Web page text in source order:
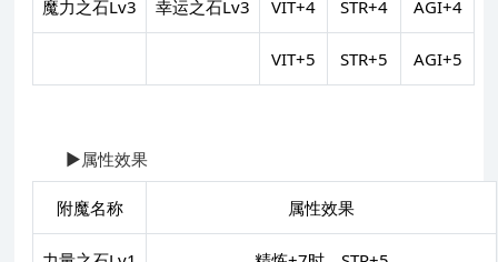
魔力之石Lv3 幸运之石Lv3 VIT+4 STR+4 AGI+4
VIT+5 STR+5 AGI+5
▶属性效果
附魔名称 属性效果